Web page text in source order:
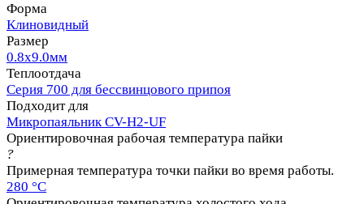
Форма
Клиновидный
Размер
0.8х9.0мм
Теплоотдача
Серия 700 для бессвинцового припоя
Подходит для
Микропаяльник CV-H2-UF
Ориентировочная рабочая температура пайки
?
Примерная температура точки пайки во время работы.
280 °C